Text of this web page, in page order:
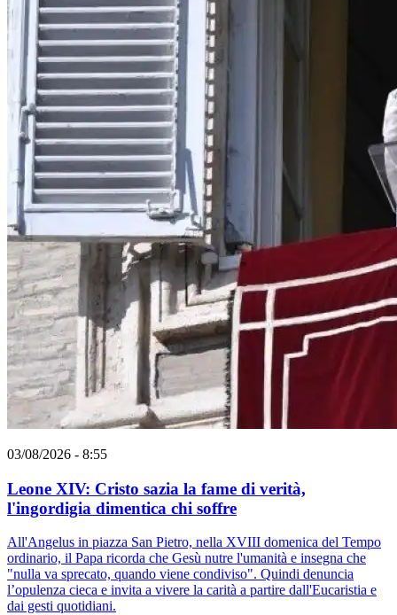
03/08/2026 - 8:55
Leone XIV: Cristo sazia la fame di verità,
l'ingordigia dimentica chi soffre
All'Angelus in piazza San Pietro, nella XVIII domenica del Tempo
ordinario, il Papa ricorda che Gesù nutre l'umanità e insegna che
"nulla va sprecato, quando viene condiviso". Quindi denuncia
l’opulenza cieca e invita a vivere la carità a partire dall'Eucaristia e
dai gesti quotidiani.